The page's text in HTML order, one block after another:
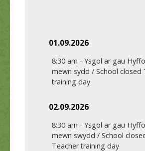
01.09.2026
8:30 am - Ysgol ar gau
mewn sydd / School closed
training day
02.09.2026
8:30 am - Ysgol ar gau
mewn swydd / School
Teacher training day